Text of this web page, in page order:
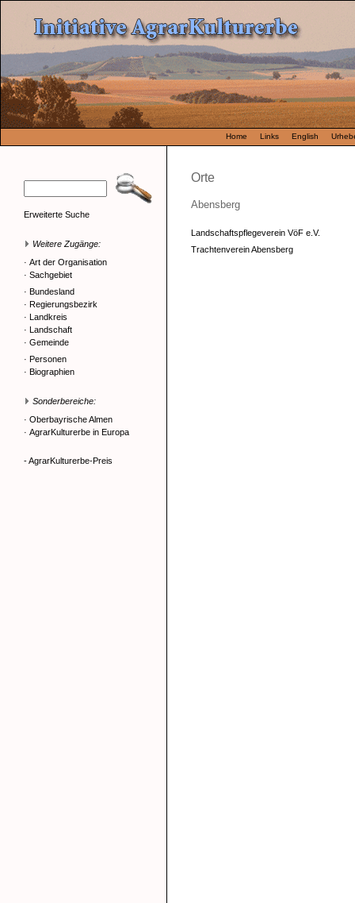
Home Links English
Erweiterte Suche
Weitere Zugänge:
· Art der Organisation
· Sachgebiet
· Bundesland
· Regierungsbezirk
· Landkreis
· Landschaft
· Gemeinde
· Personen
· Biographien
Sonderbereiche:
· Oberbayrische Almen
· AgrarKulturerbe in Europa
- AgrarKulturerbe-Preis
Orte
Abensberg
Landschaftspflegeverein VöF e.V.
Trachtenverein Abensberg